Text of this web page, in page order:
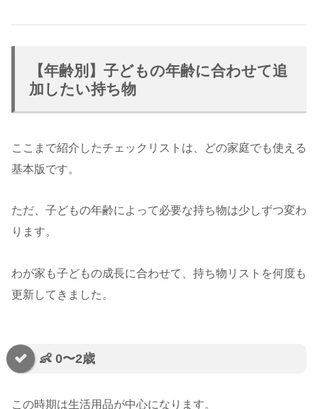
【年齢別】子どもの年齢に合わせて追
加したい持ち物
ここまで紹介したチェックリストは、どの家庭でも使える
基本版です。
ただ、子どもの年齢によって必要な持ち物は少しずつ変わ
ります。
わが家も子どもの成長に合わせて、持ち物リストを何度も
更新してきました。
👶 0〜2歳
この時期は生活用品が中心になります。